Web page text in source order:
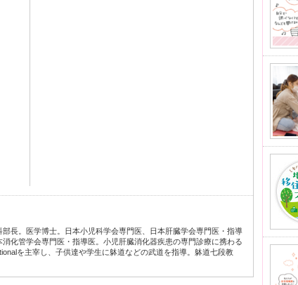
長。医学博士。日本小児科学会専門医、日本肝臓学会専門医・指導
化管学会専門医・指導医。小児肝臓消化器疾患の専門診療に携わる
を主宰し、子供達や学生に躰道などの武道を指導。躰道七段教